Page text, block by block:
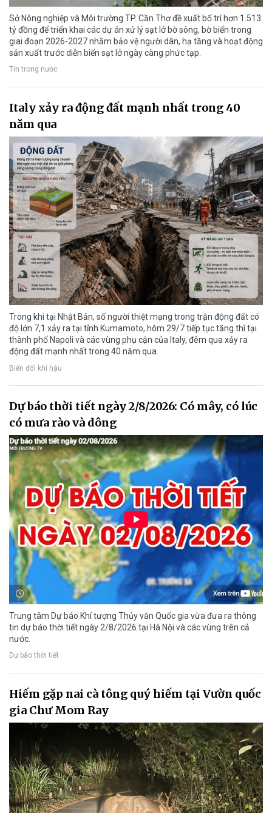
Sở Nông nghiệp và Môi trường TP. Cần Thơ đề xuất bố trí hơn 1.513
tỷ đồng để triển khai các dự án xử lý sạt lở bờ sông, bờ biển trong
giai đoạn 2026-2027 nhằm bảo vệ người dân, hạ tầng và hoạt động
sản xuất trước diễn biến sạt lở ngày càng phức tạp.
Tin trong nước
Italy xảy ra động đất mạnh nhất trong 40
năm qua
Trong khi tại Nhật Bản, số người thiệt mạng trong trận động đất có
độ lớn 7,1 xảy ra tại tỉnh Kumamoto, hôm 29/7 tiếp tục tăng thì tại
thành phố Napoli và các vùng phụ cận của Italy, đêm qua xảy ra
động đất mạnh nhất trong 40 năm qua.
Biến đổi khí hậu
Dự báo thời tiết ngày 2/8/2026: Có mây, có lúc
có mưa rào và dông
Trung tâm Dự báo Khí tượng Thủy văn Quốc gia vừa đưa ra thông
tin dự báo thời tiết ngày 2/8/2026 tại Hà Nội và các vùng trên cả
nước.
Dự báo thời tiết
Hiếm gặp nai cà tông quý hiếm tại Vườn quốc
gia Chư Mom Ray